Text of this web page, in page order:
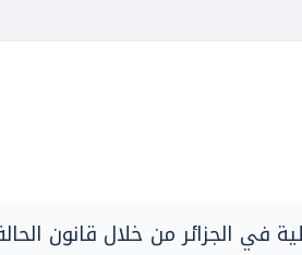
في الجزائر من خلال قانون